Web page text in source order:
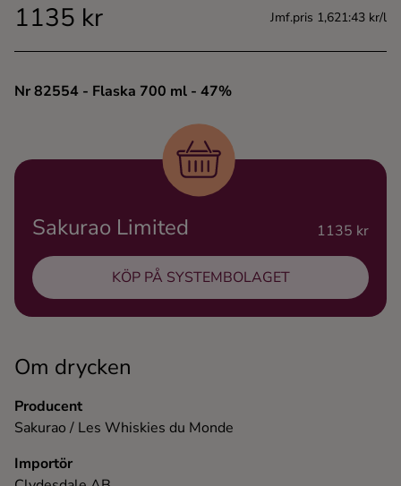
Shots
Ingredienser
1135 kr Jmf.pris 1,621:43 kr/l
Nr 82554 - Flaska 700 ml - 47%
Om drycken
Producent
Sakurao / Les Whiskies du Monde
Importör
Sakurao Limited 1135 kr
KÖP PÅ SYSTEMBOLAGET